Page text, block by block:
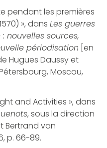
pendant les premières
», dans Les guerres
nouvelles sources,
périodisation [en
Hugues Daussy et
Moscou,
and Activities », dans
, sous la direction
Bertrand van
p. 66-89.